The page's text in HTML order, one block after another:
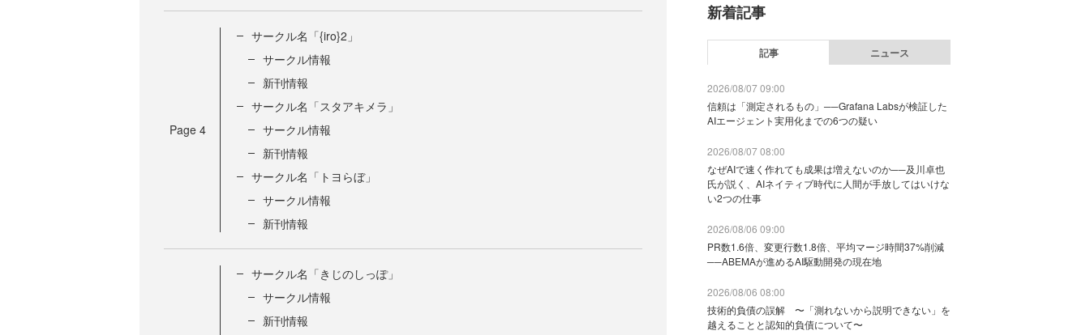
Page 4
サークル名「{iro}2」
サークル情報
新刊情報
サークル名「スタアキメラ」
サークル情報
新刊情報
サークル名「トヨらぼ」
サークル情報
新刊情報
サークル名「きじのしっぽ」
サークル情報
新刊情報
新着記事
記事 ニュース
2026/08/07 09:00
信頼は「測定されるもの」──Grafana Labsが検証した
AIエージェント実用化までの6つの疑い
2026/08/07 08:00
なぜAIで速く作れても成果は増えないのか──及川卓也
氏が説く、AIネイティブ時代に人間が手放してはいけな
い2つの仕事
2026/08/06 09:00
PR数1.6倍、変更行数1.8倍、平均マージ時間37%削減
──ABEMAが進めるAI駆動開発の現在地
2026/08/06 08:00
技術的負債の誤解 〜「測れないから説明できない」を
越えることと認知的負債について〜